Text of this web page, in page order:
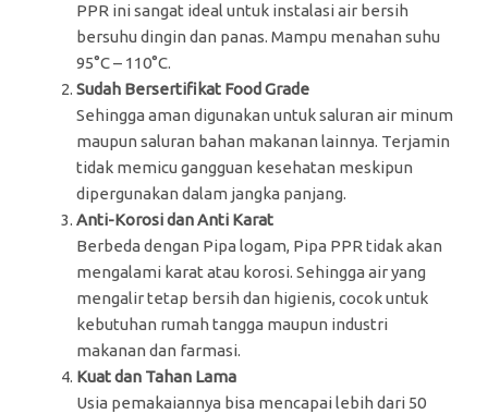
PPR ini sangat ideal untuk instalasi air bersih
bersuhu dingin dan panas. Mampu menahan suhu
95°C – 110°C.
Sudah Bersertifikat Food Grade
Sehingga aman digunakan untuk saluran air minum
maupun saluran bahan makanan lainnya. Terjamin
tidak memicu gangguan kesehatan meskipun
dipergunakan dalam jangka panjang.
Anti-Korosi dan Anti Karat
Berbeda dengan Pipa logam, Pipa PPR tidak akan
mengalami karat atau korosi. Sehingga air yang
mengalir tetap bersih dan higienis, cocok untuk
kebutuhan rumah tangga maupun industri
makanan dan farmasi.
Kuat dan Tahan Lama
Usia pemakaiannya bisa mencapai lebih dari 50